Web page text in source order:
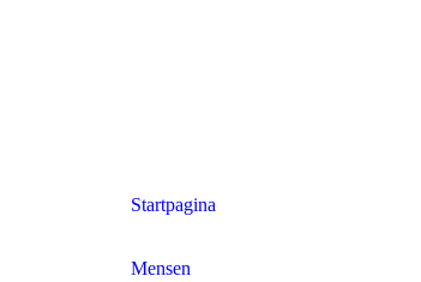
Startpagina
Mensen